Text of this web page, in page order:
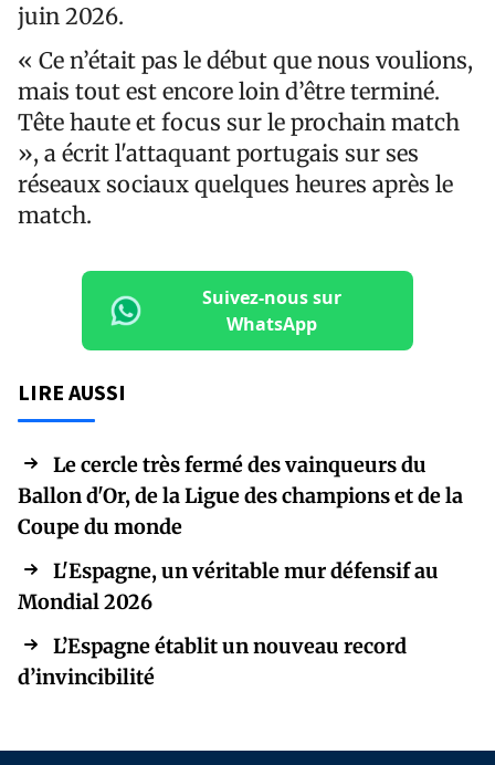
juin 2026.
« Ce n’était pas le début que nous voulions,
mais tout est encore loin d’être terminé.
Tête haute et focus sur le prochain match
», a écrit l'attaquant portugais sur ses
réseaux sociaux quelques heures après le
match.
Suivez-nous sur
WhatsApp
LIRE AUSSI
Le cercle très fermé des vainqueurs du
Ballon d'Or, de la Ligue des champions et de la
Coupe du monde
L'Espagne, un véritable mur défensif au
Mondial 2026
L’Espagne établit un nouveau record
d’invincibilité